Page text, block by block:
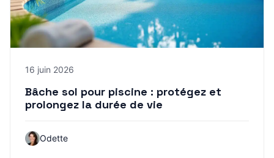
16 juin 2026
Bâche sol pour piscine : protégez et
prolongez la durée de vie
Odette